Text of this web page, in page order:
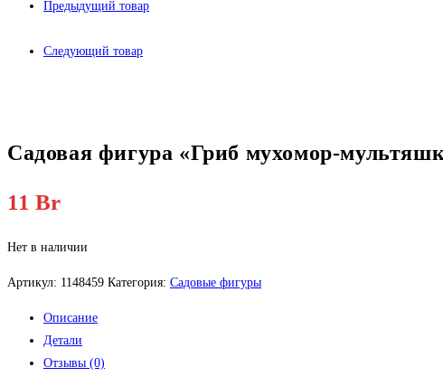
Предыдущий товар
Следующий товар
Садовая фигура «Гриб мухомор-
11 Br
Нет в наличии
Артикул: 1148459 Категория: Садовые фигуры
Описание
Детали
Отзывы (0)